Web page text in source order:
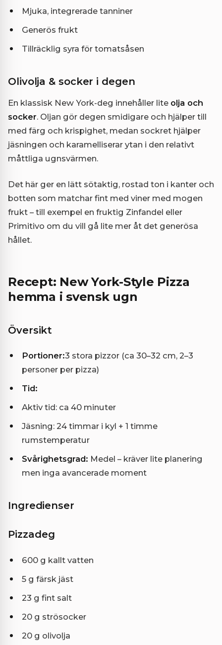
Mjuka, integrerade tanniner
Generös frukt
Tillräcklig syra för tomatsåsen
Olivolja & socker i degen
En klassisk New York-deg innehåller lite olja och
socker. Oljan gör degen smidigare och hjälper till
med färg och krispighet, medan sockret hjälper
jäsningen och karamelliserar ytan i den relativt
måttliga ugnsvärmen.
Det här ger en lätt sötaktig, rostad ton i kanter och
botten som matchar fint med viner med mogen
frukt – till exempel en fruktig Zinfandel eller
Primitivo om du vill gå lite mer åt det generösa
hållet.
Recept: New York-Style Pizza
hemma i svensk ugn
Översikt
Portioner:3 stora pizzor (ca 30–32 cm, 2–3
personer per pizza)
Tid:
Aktiv tid: ca 40 minuter
Jäsning: 24 timmar i kyl + 1 timme
rumstemperatur
Svårighetsgrad: Medel – kräver lite planering
men inga avancerade moment
Ingredienser
Pizzadeg
600 g kallt vatten
5 g färsk jäst
23 g fint salt
20 g strösocker
20 g olivolja